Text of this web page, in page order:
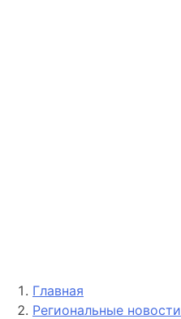
Главная
Региональные новости